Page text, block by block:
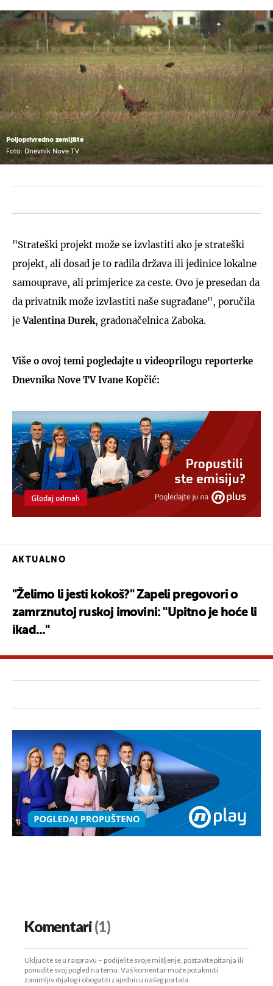
Poljoprivredno zemljište
Foto: Dnevnik Nove TV
"Strateški projekt može se izvlastiti ako je strateški
projekt, ali dosad je to radila država ili jedinice lokalne
samouprave, ali primjerice za ceste. Ovo je presedan da
da privatnik može izvlastiti naše sugrađane", poručila
jeValentina Đurek, gradonačelnica Zaboka.
Više o ovoj temi pogledajte u videoprilogu reporterke
Dnevnika Nove TV Ivane Kopčić:
AKTUALNO
"Želimo li jesti kokoš?" Zapeli pregovori o
zamrznutoj ruskoj imovini: "Upitno je hoće li
ikad..."
Komentari(1)
Uključite se u raspravu – podijelite svoje mišljenje, postavite pitanja ili
ponudite svoj pogled na temu. Vaš komentar može potaknuti
zanimljiv dijalog i obogatiti zajednicu našeg portala.